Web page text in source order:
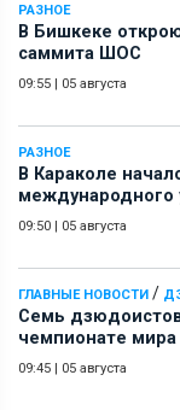
РАЗНОЕ
В Бишкеке
саммита ШОС
09:55 | 05 августа
РАЗНОЕ
В Караколе
международного
09:50 | 05 августа
ГЛАВНЫЕ НОВОСТИ /
Семь
чемпионате
09:45 | 05 августа